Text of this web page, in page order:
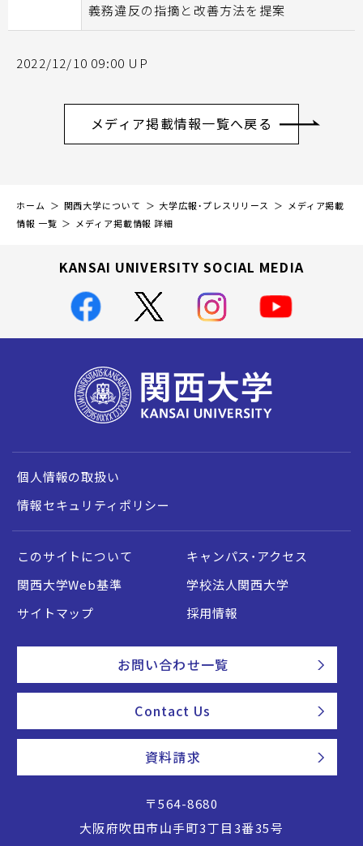
義務違反の指摘と改善方法を提案
2022/12/10 09:00 UP
メディア掲載情報一覧へ戻る
ホーム 関西大学について 大学広報・プレスリリース
メディア掲載
情報 一覧
メディア掲載情報 詳細
KANSAI UNIVERSITY SOCIAL MEDIA
個人情報の取扱い
情報セキュリティポリシー
このサイトについて
キャンパス・アクセス
関西大学Web基準
学校法人関西大学
サイトマップ
採用情報
お問い合わせ一覧
Contact Us
資料請求
〒564-8680
大阪府吹田市山手町3丁目3番35号